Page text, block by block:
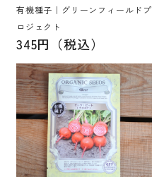
有機種子｜グリーンフィールドプ
ロジェクト
345円（税込）